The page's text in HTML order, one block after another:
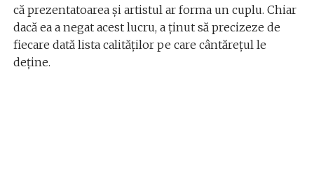
că prezentatoarea și artistul ar forma un cuplu. Chiar
dacă ea a negat acest lucru, a ținut să precizeze de
fiecare dată lista calităților pe care cântărețul le
deține.